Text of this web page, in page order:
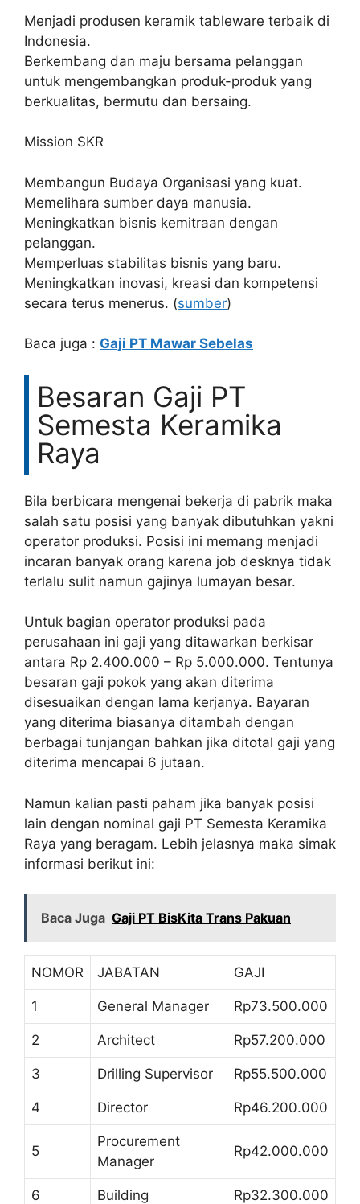
Menjadi produsen keramik tableware terbaik di
Indonesia.
Berkembang dan maju bersama pelanggan
untuk mengembangkan produk-produk yang
berkualitas, bermutu dan bersaing.
Mission SKR
Membangun Budaya Organisasi yang kuat.
Memelihara sumber daya manusia.
Meningkatkan bisnis kemitraan dengan
pelanggan.
Memperluas stabilitas bisnis yang baru.
Meningkatkan inovasi, kreasi dan kompetensi
secara terus menerus. (sumber)
Baca juga : Gaji PT Mawar Sebelas
Besaran Gaji PT
Semesta Keramika
Raya
Bila berbicara mengenai bekerja di pabrik maka
salah satu posisi yang banyak dibutuhkan yakni
operator produksi. Posisi ini memang menjadi
incaran banyak orang karena job desknya tidak
terlalu sulit namun gajinya lumayan besar.
Untuk bagian operator produksi pada
perusahaan ini gaji yang ditawarkan berkisar
antara Rp 2.400.000 – Rp 5.000.000. Tentunya
besaran gaji pokok yang akan diterima
disesuaikan dengan lama kerjanya. Bayaran
yang diterima biasanya ditambah dengan
berbagai tunjangan bahkan jika ditotal gaji yang
diterima mencapai 6 jutaan.
Namun kalian pasti paham jika banyak posisi
lain dengan nominal gaji PT Semesta Keramika
Raya yang beragam. Lebih jelasnya maka simak
informasi berikut ini:
Baca Juga Gaji PT BisKita Trans Pakuan
NOMOR JABATAN GAJI
1 General Manager Rp73.500.000
2 Architect Rp57.200.000
3 Drilling Supervisor Rp55.500.000
4 Director Rp46.200.000
5
Procurement
Manager
Rp42.000.000
6 Building Rp32.300.000